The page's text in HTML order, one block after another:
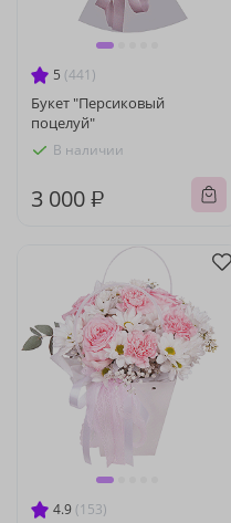
5 (441)
Букет "Персиковый
поцелуй"
В наличии
3 000 ₽
4.9 (153)